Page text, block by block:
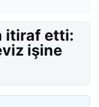
itiraf etti:
işine